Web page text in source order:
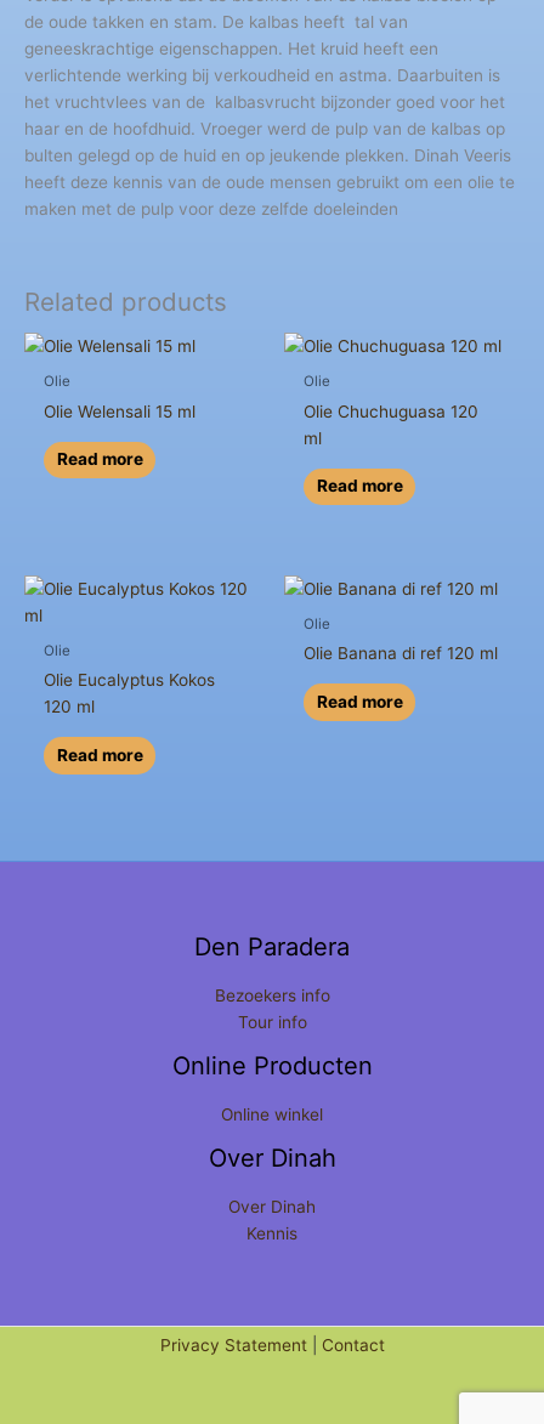
de oude takken en stam. De kalbas heeft tal van
geneeskrachtige eigenschappen. Het kruid heeft een
verlichtende werking bij verkoudheid en astma. Daarbuiten is
het vruchtvlees van de kalbasvrucht bijzonder goed voor het
haar en de hoofdhuid. Vroeger werd de pulp van de kalbas op
bulten gelegd op de huid en op jeukende plekken. Dinah Veeris
heeft deze kennis van de oude mensen gebruikt om een olie te
maken met de pulp voor deze zelfde doeleinden
Related products
Olie
Olie Welensali 15 ml
Read more
Olie
Olie Chuchuguasa 120
ml
Read more
Olie
Olie Eucalyptus Kokos
120 ml
Read more
Olie
Olie Banana di ref 120 ml
Read more
Den Paradera
Bezoekers info
Tour info
Online Producten
Online winkel
Over Dinah
Over Dinah
Kennis
Privacy Statement| Contact